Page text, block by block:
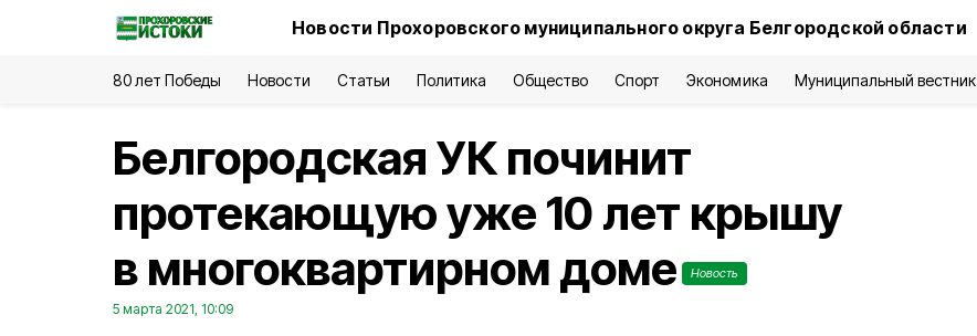
Новости Прохоровского муниципального округа Белгородской области
80 лет Победы Новости Статьи Политика Общество Спорт Экономика Муниципальный вестник
Белгородская УК починит
протекающую уже 10 лет крышу
в многоквартирном доме
Новость
5 марта 2021, 10:09